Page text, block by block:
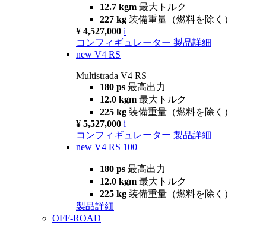
12.7 kgm 最大トルク
227 kg 装備重量（燃料を除く）
¥ 4,527,000 i
コンフィギュレーター 製品詳細
new V4 RS
Multistrada V4 RS
180 ps 最高出力
12.0 kgm 最大トルク
225 kg 装備重量（燃料を除く）
¥ 5,527,000 i
コンフィギュレーター 製品詳細
new V4 RS 100
180 ps 最高出力
12.0 kgm 最大トルク
225 kg 装備重量（燃料を除く）
製品詳細
OFF-ROAD